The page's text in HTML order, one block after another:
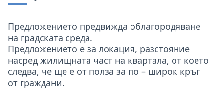
Предложението предвижда облагородяване
на градската среда.
Предложението е за локация, разстояние
насред жилищната част на квартала, от което
следва, че ще е от полза за по – широк кръг
от граждани.